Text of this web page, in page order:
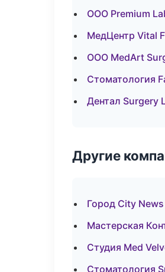
ООО Premium
МедЦентр Vital
ООО MedArt
Стоматология
Дентал Surgery
Другие
Город City
Мастерская
Студия Med
Стоматология